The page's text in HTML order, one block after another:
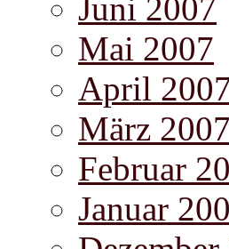
Juni 2007
Mai 2007
April
März 2007
Februar
Januar